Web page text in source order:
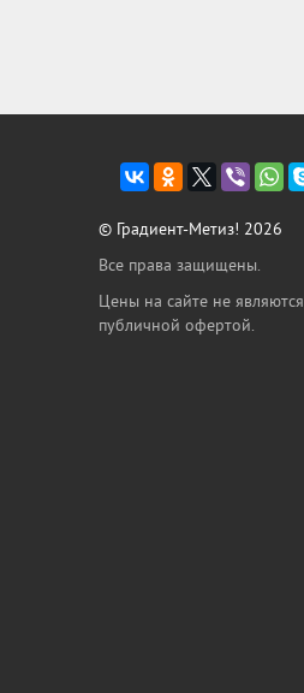
© Градиент-Метиз! 2026
Все права защищены.
Цены на сайте не являются
публичной офертой.